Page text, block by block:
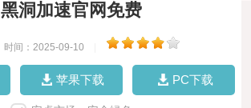
黑洞加速官网免费
时间：2025-09-10
苹果下载 PC下载